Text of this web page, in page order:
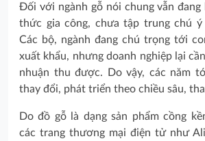
Đối với ngành gỗ nói chung vẫn
thức gia công, chưa tập trung chú
Các bộ, ngành đang chú trọng tới
xuất khẩu, nhưng doanh nghiệp lại
nhuận thu được. Do vậy, các năm
thay đổi, phát triển theo chiều sâu,
Do đồ gỗ là dạng sản phẩm cồng
các trang thương mại điện tử như